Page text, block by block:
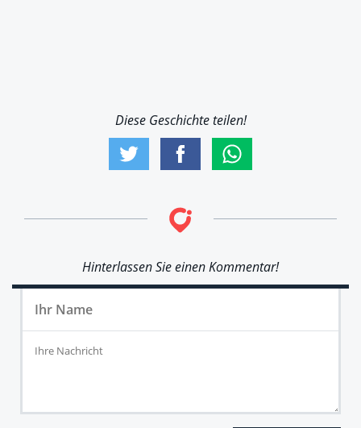
Diese Geschichte teilen!
Hinterlassen Sie einen Kommentar!